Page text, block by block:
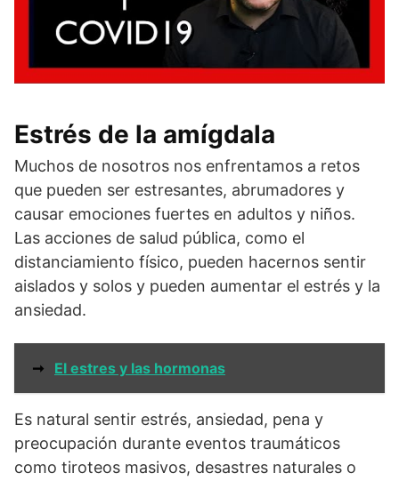
Estrés de la amígdala
Muchos de nosotros nos enfrentamos a retos
que pueden ser estresantes, abrumadores y
causar emociones fuertes en adultos y niños.
Las acciones de salud pública, como el
distanciamiento físico, pueden hacernos sentir
aislados y solos y pueden aumentar el estrés y la
ansiedad.
➞ El estres y las hormonas
Es natural sentir estrés, ansiedad, pena y
preocupación durante eventos traumáticos
como tiroteos masivos, desastres naturales o